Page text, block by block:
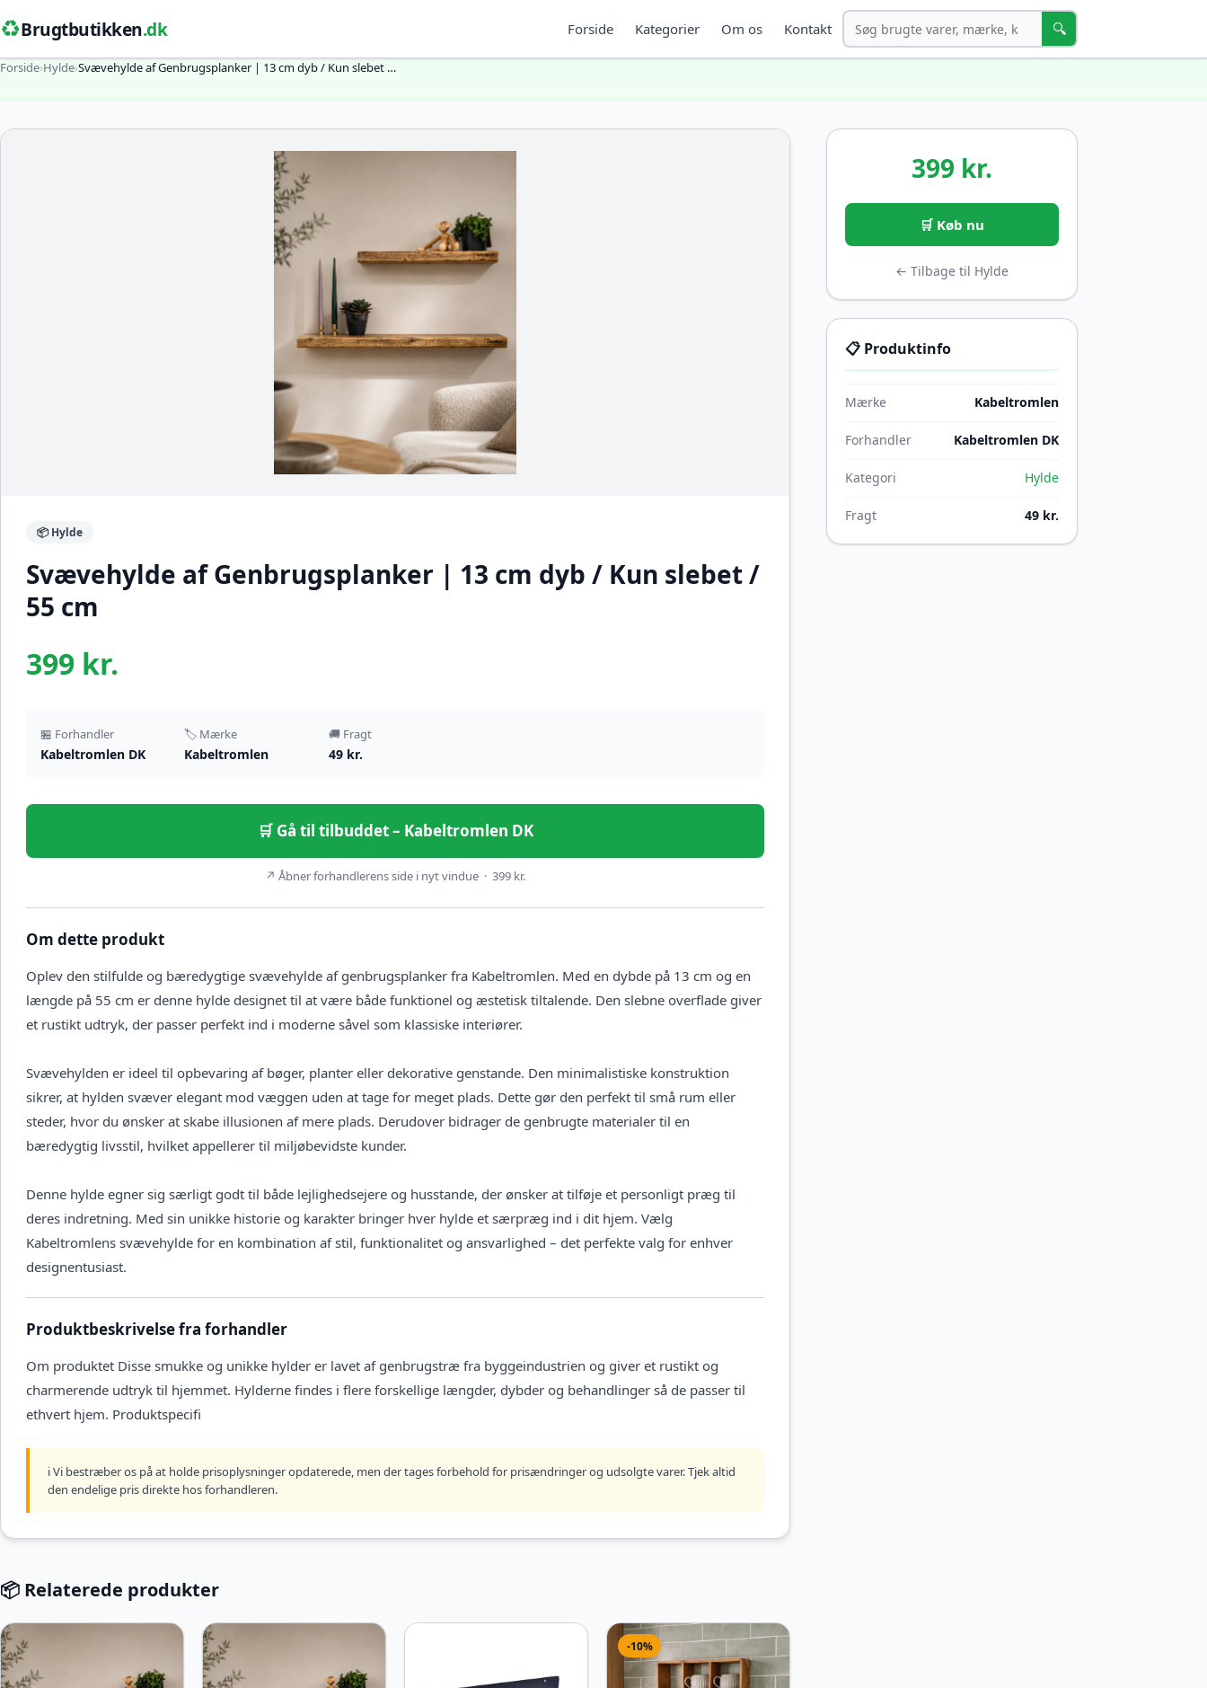
♻️Brugtbutikken.dk Forside Kategorier Om os Kontakt Søg 🔍
Forside›Hylde›Svævehylde af Genbrugsplanker | 13 cm dyb / Kun slebet …
📦 Hylde
Svævehylde af Genbrugsplanker | 13 cm dyb / Kun slebet /
55 cm
399 kr.
🏪 Forhandler
Kabeltromlen DK
🏷️ Mærke
Kabeltromlen
🚚 Fragt
49 kr.
🛒 Gå til tilbuddet – Kabeltromlen DK
↗ Åbner forhandlerens side i nyt vindue · 399 kr.
Om dette produkt
Oplev den stilfulde og bæredygtige svævehylde af genbrugsplanker fra Kabeltromlen. Med en dybde på 13 cm og en
længde på 55 cm er denne hylde designet til at være både funktionel og æstetisk tiltalende. Den slebne overflade giver
et rustikt udtryk, der passer perfekt ind i moderne såvel som klassiske interiører.
Svævehylden er ideel til opbevaring af bøger, planter eller dekorative genstande. Den minimalistiske konstruktion
sikrer, at hylden svæver elegant mod væggen uden at tage for meget plads. Dette gør den perfekt til små rum eller
steder, hvor du ønsker at skabe illusionen af mere plads. Derudover bidrager de genbrugte materialer til en
bæredygtig livsstil, hvilket appellerer til miljøbevidste kunder.
Denne hylde egner sig særligt godt til både lejlighedsejere og husstande, der ønsker at tilføje et personligt præg til
deres indretning. Med sin unikke historie og karakter bringer hver hylde et særpræg ind i dit hjem. Vælg
Kabeltromlens svævehylde for en kombination af stil, funktionalitet og ansvarlighed – det perfekte valg for enhver
designentusiast.
Produktbeskrivelse fra forhandler
Om produktet Disse smukke og unikke hylder er lavet af genbrugstræ fra byggeindustrien og giver et rustikt og
charmerende udtryk til hjemmet. Hylderne findes i flere forskellige længder, dybder og behandlinger så de passer til
ethvert hjem. Produktspecifi
ℹ️ Vi bestræber os på at holde prisoplysninger opdaterede, men der tages forbehold for prisændringer og udsolgte varer. Tjek altid
den endelige pris direkte hos forhandleren.
📦 Relaterede produkter
-10%
399 kr.
🛒 Køb nu
← Tilbage til Hylde
📋 Produktinfo
Mærke Kabeltromlen
Forhandler Kabeltromlen DK
Kategori Hylde
Fragt 49 kr.